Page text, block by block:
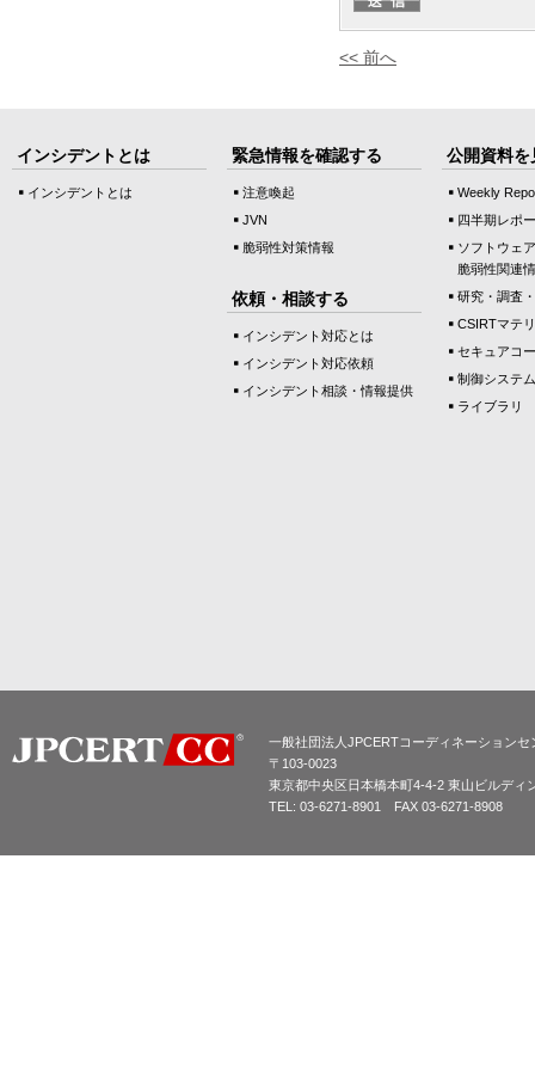
<< 前へ
インシデントとは
インシデントとは
緊急情報を確認する
注意喚起
JVN
脆弱性対策情報
依頼・相談する
インシデント対応とは
インシデント対応依頼
インシデント相談・情報提供
公開資料を
Weekly
四半期レポ
ソフトウェ
脆弱性関連
研究・調査
CSIRTマテ
セキュアコ
制御システ
ライブラリ
一般社団法人JPCERTコーディネーションセ
〒103-0023
東京都中央区日本橋本町4-4-2 東山ビルディ
TEL: 03-6271-8901 FAX 03-6271-8908